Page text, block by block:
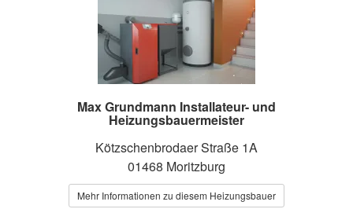
Max Grundmann Installateur- und
Heizungsbauermeister
Kötzschenbrodaer Straße 1A
01468 Moritzburg
Mehr Informationen zu diesem Heizungsbauer